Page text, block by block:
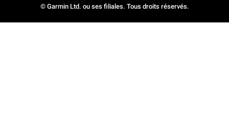
© Garmin Ltd. ou ses filiales. Tous droits réservés.